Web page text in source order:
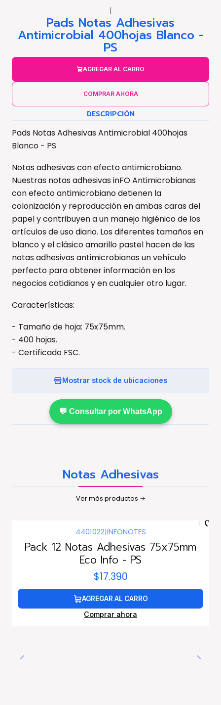
|
Pads Notas Adhesivas
Antimicrobial 400hojas Blanco -
PS
AGREGAR AL CARRO
COMPRAR AHORA
DESCRIPCIÓN
Pads Notas Adhesivas Antimicrobial 400hojas
Blanco - PS
Notas adhesivas con efecto antimicrobiano.
Nuestras notas adhesivas inFO Antimicrobianas
con efecto antimicrobiano detienen la
colonización y reproducción en ambas caras del
papel y contribuyen a un manejo higiénico de los
artículos de uso diario. Los diferentes tamaños en
blanco y el clásico amarillo pastel hacen de las
notas adhesivas antimicrobianas un vehículo
perfecto para obtener información en los
negocios cotidianos y en cualquier otro lugar.
Características:
- Tamaño de hoja: 75x75mm.
- 400 hojas.
- Certificado FSC.
Mostrar stock de ubicaciones
💬 Consultar por WhatsApp
Notas Adhesivas
Ver más productos
4401022|INFONOTES
Pack 12 Notas Adhesivas 75x75mm
Eco Info - PS
$17.390
AGREGAR AL CARRO
Comprar ahora